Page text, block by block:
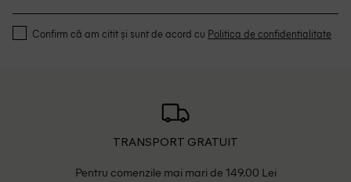
Confirm că am citit și sunt de acord cu Politica de confidentialitate
TRANSPORT GRATUIT
Pentru comenzile mai mari de 149.00 Lei